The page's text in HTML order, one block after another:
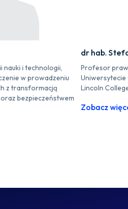
nauki i technologii,
w prowadzeniu
z transformacją
bezpieczeństwem
dr hab.
Profesor
Lincoln
Zobacz